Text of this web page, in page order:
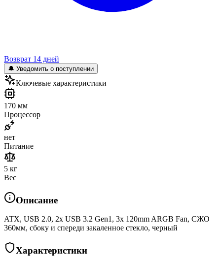
Возврат 14 дней
🔔 Уведомить о поступлении
Ключевые характеристики
170 мм
Процессор
нет
Питание
5 кг
Вес
Описание
ATX, USB 2.0, 2x USB 3.2 Gen1, 3x 120mm ARGB Fan, СЖО
360мм, сбоку и спереди закаленное стекло, черный
Характеристики